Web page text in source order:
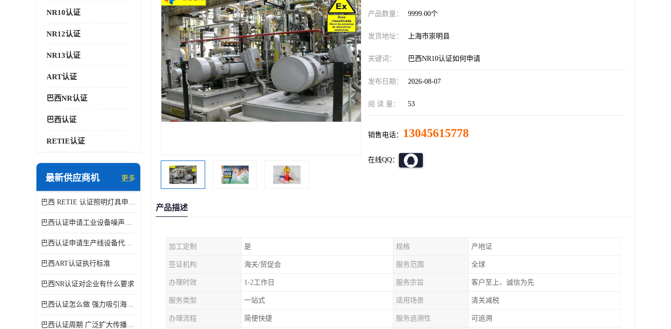
NR10认证
NR12认证
NR13认证
ART认证
巴西NR认证
巴西认证
RETIE认证
最新供应商机 更多
巴西 RETIE 认证照明灯具申请 RETIE 认证
巴西认证申请工业设备噪声控制认证规范
巴西认证申请生产线设备代理机构选择
巴西ART认证执行标准
巴西NR认证对企业有什么要求
巴西认证怎么做 强力吸引海外投资
巴西认证周期 广泛扩大传播范围
产品数量： 9999.00个
发货地址： 上海市崇明县
关键词： 巴西NR10认证如何申请
发布日期： 2026-08-07
阅 读 量： 53
销售电话： 13045615778
在线QQ：
产品描述
加工定制 是 规格 产地证
签证机构 海关/贸促会 服务范围 全球
办理时效 1-2工作日 服务宗旨 客户至上、诚信为先
服务类型 一站式 适用场景 清关减税
办理流程 简便快捷 服务追溯性 可追溯